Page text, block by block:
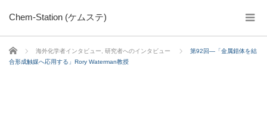
Chem-Station (ケムステ)
ホーム 海外化学者インタビュー 研究者へのインタビュー
第92回―「金属錯体を結
合形成触媒へ応用する」Rory Waterman教授